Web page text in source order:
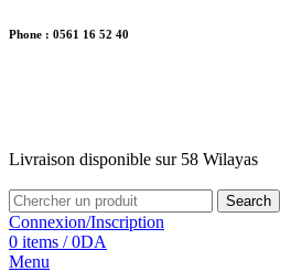
Phone : 0561 16 52 40
Livraison disponible sur 58 Wilayas
Search
Connexion/Inscription
0 items / 0DA
Menu